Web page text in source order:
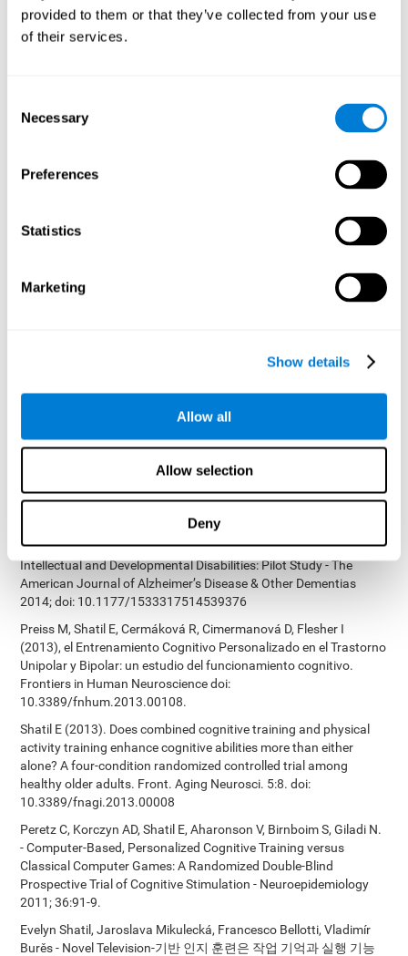
provided to them or that they’ve collected from your use
of their services.
Selection
Necessary
Preferences
Statistics
Marketing
Show details
Allow all
Allow selection
Deny
세포에 의해 생성됩니다.
6. 축삭 종말
나뉩니다. 터미널 버튼은 소포라고하는 작은 상점에 신경 전달 물
질이 저장되는 곳입니다. 하나의 뉴런의 말단 버튼에서 다른 뉴런
7. 란비아 결절
다. 각 외장 사이의 공간만으로 충동 전파를 최적화하고 그것이 손
실되지 않도록 해야 합니다. 란비아 결절의 주요 기능은 이동을 촉
8. 축삭돌기
단을 가지고 있습니다. 동시에, 중추 신경계의 축삭돌기는 미엘린
Bucher, Aubrey French, Sara Horton, Rachel F. Loefflad, Phillip
Rouse. Computer-Based Cognitive Training for Individuals With
Intellectual and Developmental Disabilities: Pilot Study - The
American Journal of Alzheimer’s Disease & Other Dementias
2014; doi: 10.1177/1533317514539376
Preiss M, Shatil E, Cermáková R, Cimermanová D, Flesher I
(2013), el Entrenamiento Cognitivo Personalizado en el Trastorno
Unipolar y Bipolar: un estudio del funcionamiento cognitivo.
Frontiers in Human Neuroscience doi:
10.3389/fnhum.2013.00108.
Shatil E (2013). Does combined cognitive training and physical
activity training enhance cognitive abilities more than either
alone? A four-condition randomized controlled trial among
healthy older adults. Front. Aging Neurosci. 5:8. doi:
10.3389/fnagi.2013.00008
Peretz C, Korczyn AD, Shatil E, Aharonson V, Birnboim S, Giladi N.
- Computer-Based, Personalized Cognitive Training versus
Classical Computer Games: A Randomized Double-Blind
Prospective Trial of Cognitive Stimulation - Neuroepidemiology
2011; 36:91-9.
Evelyn Shatil, Jaroslava Mikulecká, Francesco Bellotti, Vladimír
Burěs - Novel Television-기반 인지 훈련은 작업 기억과 실행 기능